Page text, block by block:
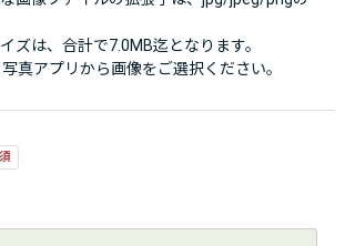
ズは、合計で7.0MB迄となります。
真アプリから画像をご選択ください。